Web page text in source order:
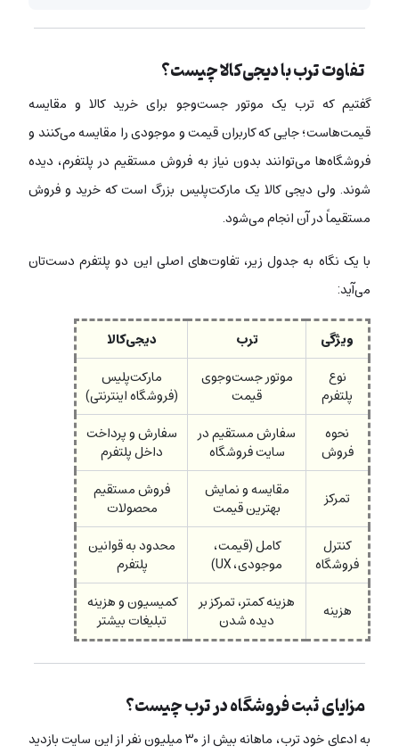
تفاوت ترب با دیجی‌کالا چیست؟
گفتیم که ترب یک موتور جست‌وجو برای خرید کالا و مقایسه
قیمت‌هاست؛ جایی که کاربران قیمت و موجودی را مقایسه می‌کنند و
فروشگاه‌ها می‌توانند بدون نیاز به فروش مستقیم در پلتفرم، دیده
شوند. ولی دیجی کالا یک مارکت‌پلیس بزرگ است که خرید و فروش
مستقیماً در آن انجام می‌شود.
با یک نگاه به جدول زیر، تفاوت‌‌های اصلی این دو پلتفرم دست‌تان
می‌آید:
ویژگی ترب
دیجی‌کالا
نوع
پلتفرم
موتور جست‌وجوی
قیمت
مارکت‌پلیس
(فروشگاه اینترنتی)
نحوه
فروش
سفارش مستقیم در
سایت فروشگاه
سفارش و پرداخت
داخل پلتفرم
تمرکز
مقایسه و نمایش
بهترین قیمت
فروش مستقیم
محصولات
کنترل
فروشگاه
کامل (قیمت،
موجودی، UX)
محدود به قوانین
پلتفرم
هزینه
هزینه کمتر، تمرکز بر
دیده شدن
کمیسیون و هزینه
تبلیغات بیشتر
مزایای ثبت فروشگاه در ترب چیست؟
به ادعای خود ترب، ماهانه بیش از ۳۰ میلیون‌ نفر از این سایت بازدید